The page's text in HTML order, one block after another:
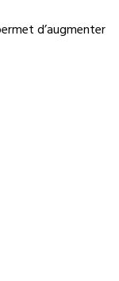
d’augmenter